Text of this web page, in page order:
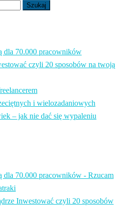
dla 70.000 pracowników
czyli 20 sposobów na twoją
i wielozadaniowych
– jak nie dać się wypaleniu
dla 70.000 pracowników - Rzucam
Inwestować czyli 20 sposobów